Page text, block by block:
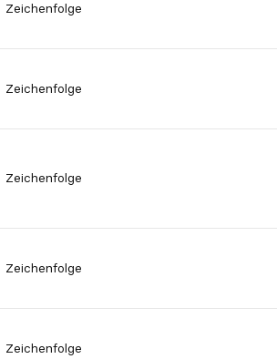
Zeichenfolge
Zeichenfolge
Zeichenfolge
Zeichenfolge
Zeichenfolge